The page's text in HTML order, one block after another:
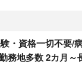
・資格一切不要/
務地多数 2カ月～